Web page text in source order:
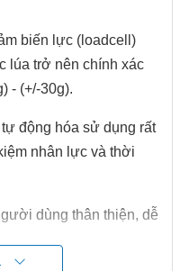
biến lực (loadcell)
lúa trở nên chính xác
- (+/-30g).
động hóa sử dụng rất
nhân lực và thời
dùng thân thiện, dễ